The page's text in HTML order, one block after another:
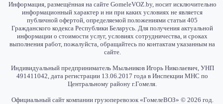
Информация, размещённая на сайте GomeleVOZ.by, носит исключительно
информационный характер и ни при каких условиях не является
публичной офертой, определяемой положениями статьи 405
Гражданского кодекса Республики Беларусь. Для получения актуальной
информации о стоимости услуг, условиях сотрудничества, и сроках
выполнения работ, пожалуйста, обращайтесь по контактам указанным на
сайте.
Индивидуальный предприниматель Мыльников Игорь Николаевич, УНП
491411042, дата регистрации 13.06.2017 года в Инспекции МНС по
Центральному району г.Гомеля.
Официальный сайт компании грузоперевозок «ГомелеВОЗ» © 2026 год.